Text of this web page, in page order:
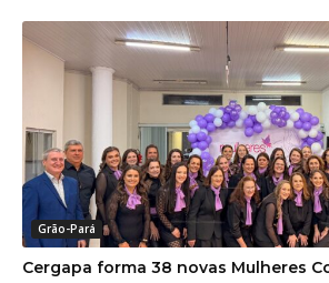
Grão-Pará
Cergapa forma 38 novas Mulheres